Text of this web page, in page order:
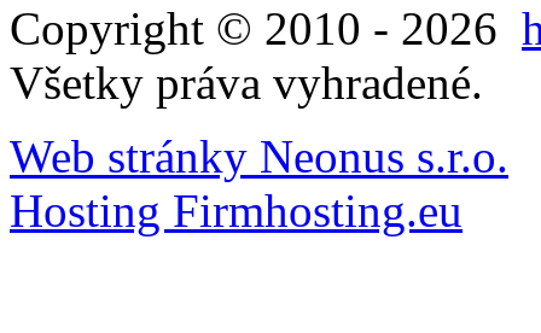
Copyright © 2010 - 2026
Všetky práva vyhradené.
Web stránky Neonus s.r.o.
Hosting Firmhosting.eu